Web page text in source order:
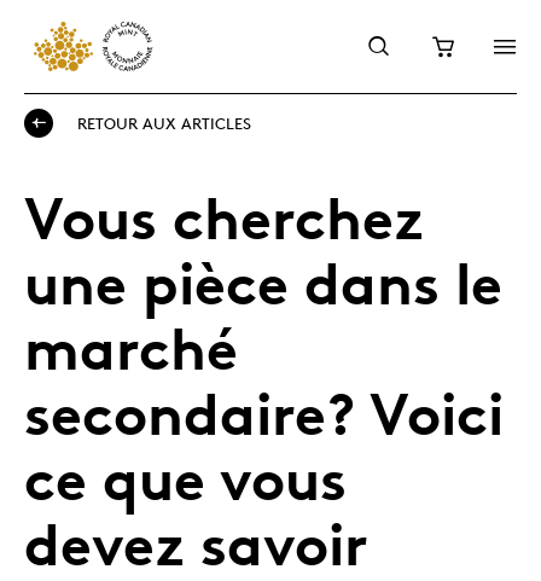
RETOUR AUX ARTICLES
Vous cherchez
une pièce dans le
marché
secondaire? Voici
ce que vous
devez savoir